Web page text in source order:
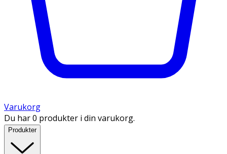
Varukorg
Du har 0 produkter i din varukorg.
Produkter